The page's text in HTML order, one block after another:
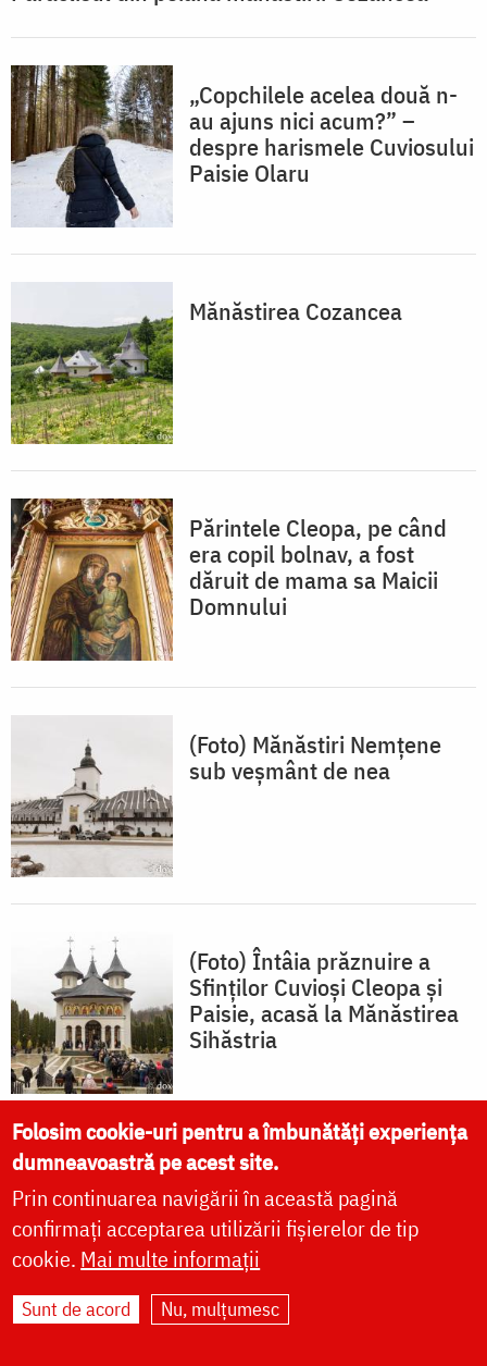
„Copchilele acelea două n-
au ajuns nici acum?” –
despre harismele Cuviosului
Paisie Olaru
Mănăstirea Cozancea
Părintele Cleopa, pe când
era copil bolnav, a fost
dăruit de mama sa Maicii
Domnului
(Foto) Mănăstiri Nemțene
sub veșmânt de nea
(Foto) Întâia prăznuire a
Sfinților Cuvioși Cleopa și
Paisie, acasă la Mănăstirea
Sihăstria
(Foto) Popas duhovnicesc la
Mănăstirea Cozancea
Folosim cookie-uri pentru a îmbunătăți experiența
dumneavoastră pe acest site.
Prin continuarea navigării în această pagină
confirmați acceptarea utilizării fișierelor de tip
cookie. Mai multe informații
Sunt de acord Nu, mulțumesc